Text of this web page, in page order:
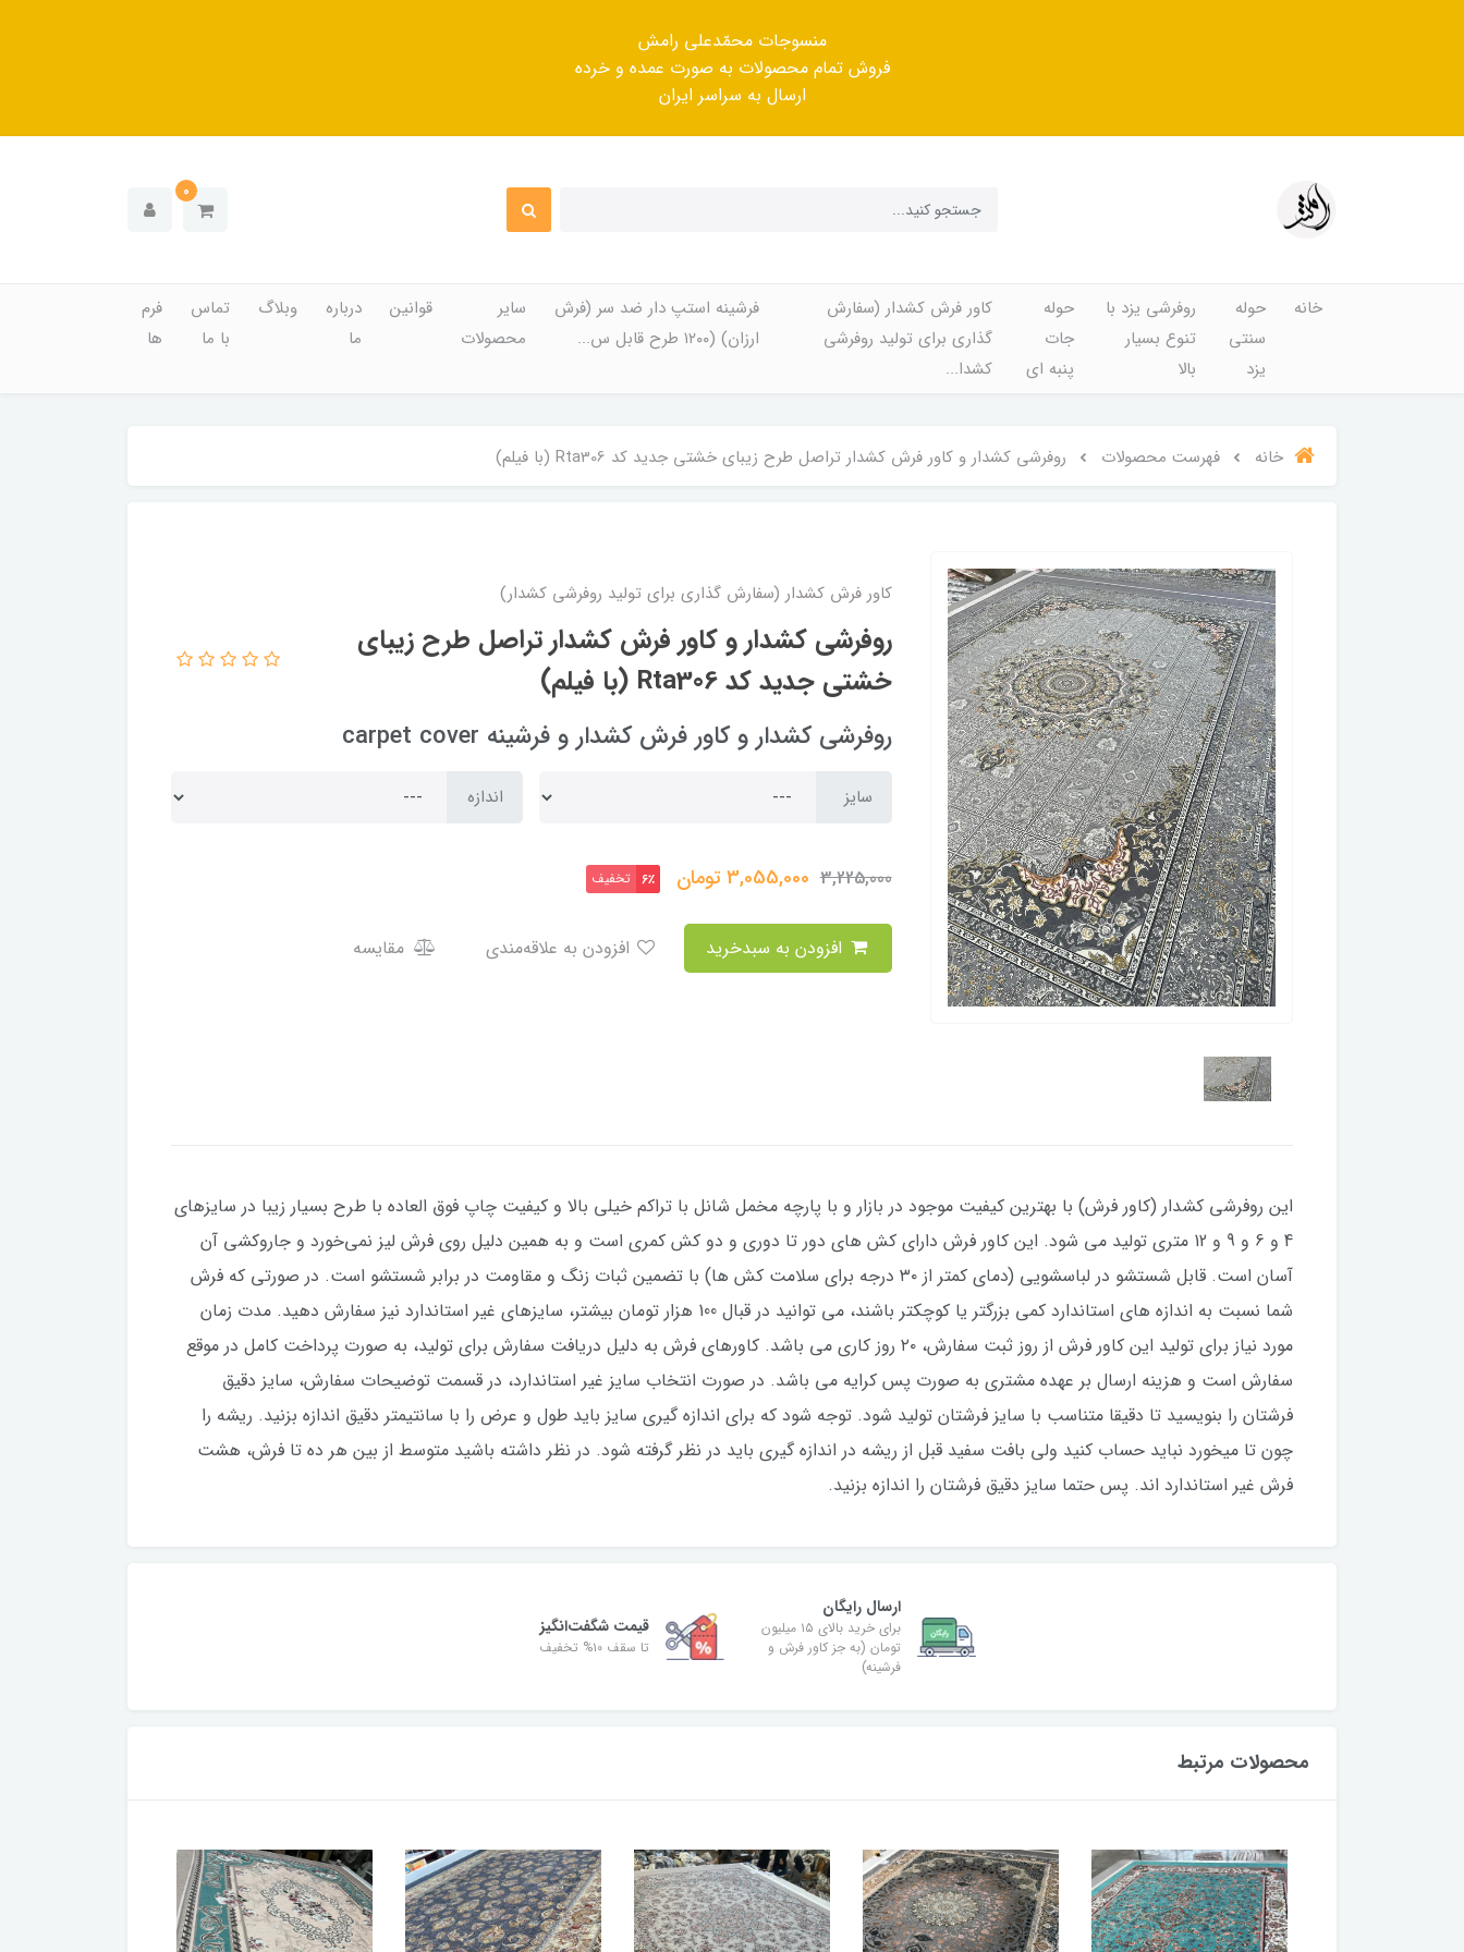
منسوجات محمّدعلی رامش
فروش تمام محصولات به صورت عمده و خرده
ارسال به سراسر ایران
0
خانه
حوله
سنتی
یزد
روفرشی یزد با
تنوع بسیار
بالا
حوله
جات
پنبه ای
کاور فرش کشدار (سفارش
گذاری برای تولید روفرشی
کشدا...
فرشینه استپ دار ضد سر (فرش
ارزان) (۱۲۰۰ طرح قابل س...
سایر
محصولات
قوانین
درباره
ما
وبلاگ
تماس
با ما
فرم
ها
خانه فهرست محصولات روفرشی کشدار و کاور فرش کشدار تراصل طرح زیبای خشتی جدید کد Rta306 (با فیلم)
کاور فرش کشدار (سفارش گذاری برای تولید روفرشی کشدار)
روفرشی کشدار و کاور فرش کشدار تراصل طرح زیبای
خشتی جدید کد Rta306 (با فیلم)
روفرشی کشدار و کاور فرش کشدار و فرشینه carpet cover
سایز اندازه
3,225,000
3,055,000تومان 6٪ تخفیف
مقایسه
این روفرشی کشدار (کاور فرش) با بهترین کیفیت موجود در بازار و با پارچه مخمل شانل با تراکم خیلی بالا و کیفیت چاپ فوق العاده با طرح بسیار زیبا در سایزهای
4 و 6 و 9 و 12 متری تولید می شود. این کاور فرش دارای کش های دور تا دوری و دو کش کمری است و به همین دلیل روی فرش لیز نمی‌خورد و جاروکشی آن
آسان است. قابل شستشو در لباسشویی (دمای کمتر از ۳۰ درجه برای سلامت کش ها) با تضمین ثبات زنگ و مقاومت در برابر شستشو است. در صورتی که فرش
شما نسبت به اندازه های استاندارد کمی بزرگتر یا کوچکتر باشند، می توانید در قبال 100 هزار تومان بیشتر، سایزهای غیر استاندارد نیز سفارش دهید. مدت زمان
مورد نیاز برای تولید این کاور فرش از روز ثبت سفارش، ۲۰ روز کاری می باشد. کاورهای فرش به دلیل دریافت سفارش برای تولید، به صورت پرداخت کامل در موقع
سفارش است و هزینه ارسال بر عهده مشتری به صورت پس کرایه می باشد. در صورت انتخاب سایز غیر استاندارد، در قسمت توضیحات سفارش، سایز دقیق
فرشتان را بنویسید تا دقیقا متناسب با سایز فرشتان تولید شود. توجه شود که برای اندازه گیری سایز باید طول و عرض را با سانتیمتر دقیق اندازه بزنید. ریشه را
چون تا میخورد نباید حساب کنید ولی بافت سفید قبل از ریشه در اندازه گیری باید در نظر گرفته شود. در نظر داشته باشید متوسط از بین هر ده تا فرش، هشت
فرش غیر استاندارد اند. پس حتما سایز دقیق فرشتان را اندازه بزنید.
ارسال رایگان
برای خرید بالای ۱۵ میلیون
تومان (به جز کاور فرش و
فرشینه)
قیمت شگفت‌انگیز
تا سقف ۱۰% تخفیف
محصولات مرتبط